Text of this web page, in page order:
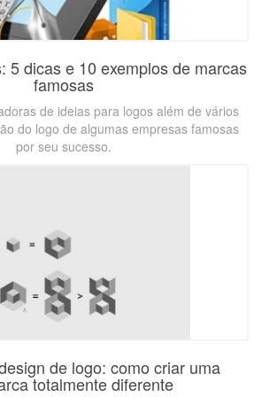
5 dicas e 10 exemplos de marcas
famosas
de ideias para logos além de vários
do logo de algumas empresas famosas
por seu sucesso.
de logo: como criar uma
totalmente diferente